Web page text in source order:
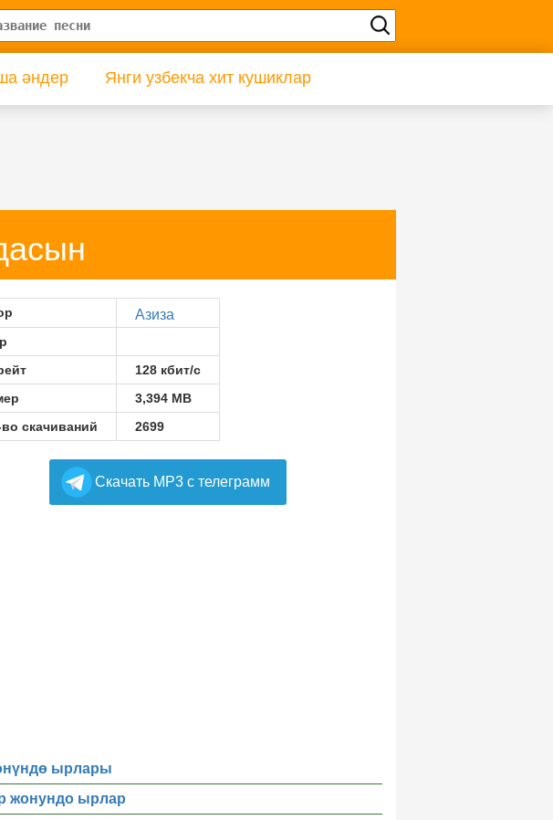
әндер Янги узбекча хит кушиклар
Азиза
128 кбит/с
3,394 MB
скачиваний
2699
Cкачать MP3 с телеграмм
ырлары
жонундо ырлар